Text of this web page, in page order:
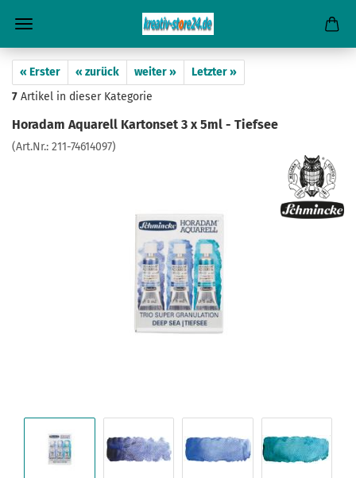
« Erster « zurück weiter »
Letzter »
7 Artikel in dieser Kategorie
Horadam Aquarell Kartonset 3 x 5ml - Tiefsee
(Art.Nr.: 211-74614097)